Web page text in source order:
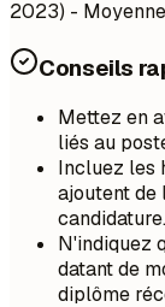
2023) -
Conseils
Mettez en
liés au
Incluez les
ajoutent de
candidature.
N'indiquez
datant de
diplôme